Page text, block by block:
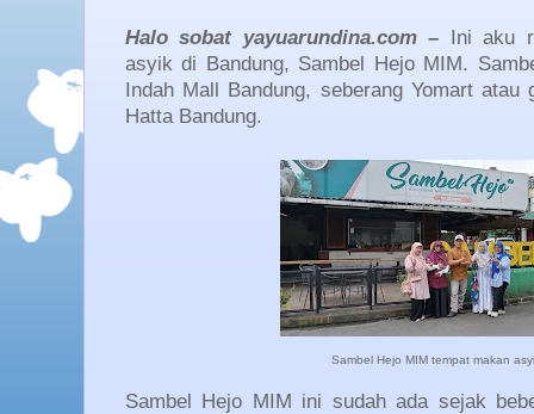
Halo sobat yayuarundina.com – Ini aku
asyik di Bandung, Sambel Hejo MIM.
Indah Mall Bandung, seberang Yomart atau
Hatta Bandung.
Sambel Hejo MIM tempat makan
Sambel Hejo MIM ini sudah ada sejak